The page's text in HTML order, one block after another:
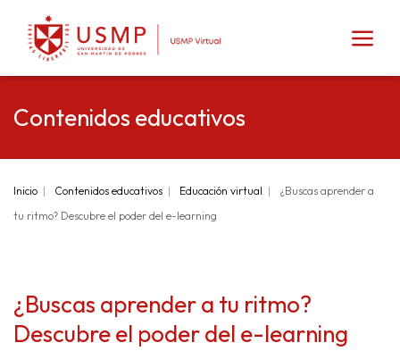
Contenidos educativos
Inicio Contenidos educativos Educación virtual
¿Buscas aprender a
tu ritmo? Descubre el poder del e-learning
¿Buscas aprender a tu ritmo?
Descubre el poder del e-learning